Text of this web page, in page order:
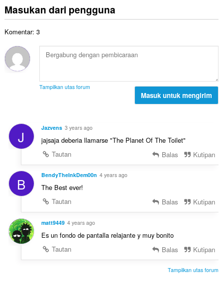
Masukan dari pengguna
Komentar: 3
Tampilkan utas forum
Masuk untuk mengirim
J Jazvens 3 years ago
jajsaja deberia llamarse "The Planet Of The Toilet"
Tautan
Balas Kutipan
B BendyTheInkDem00n 4 years ago
The Best ever!
Tautan
Balas Kutipan
matt9449 4 years ago
Es un fondo de pantalla relajante y muy bonito
Tautan
Balas Kutipan
Tampilkan utas forum